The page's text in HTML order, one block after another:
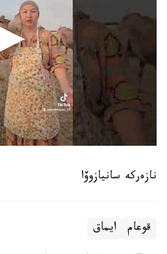
نازەركە سانيازوۆا
قوعام ايماق